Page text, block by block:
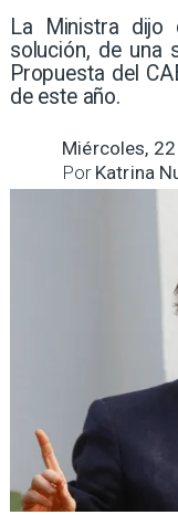
La Ministra dijo
solución, de una
Propuesta del
de este año.
Miércoles,
Katrina
Por